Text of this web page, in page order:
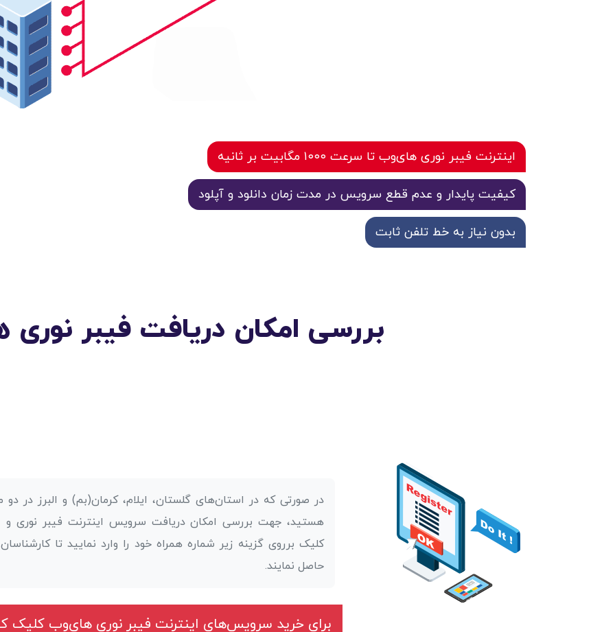
اینترنت فیبر نوری های‌وب تا سرعت ۱۰۰۰ مگابیت بر ثانیه
کیفیت پایدار و عدم قطع سرویس در مدت زمان دانلود و آپلود
بدون نیاز به خط تلفن ثابت
بررسی امکان دریافت فیبر
در صورتی که در استان‌های گلستان، ایلام، کرمان(بم) و البرز در
هستید، جهت بررسی امکان دریافت سرویس اینترنت فیبر نوری و
کلیک برروی گزینه زیر شماره همراه خود را وارد نمایید تا
حاصل نمایند.
برای خرید سرویس‌های اینترنت فیبر نوری های‌وب کلیک